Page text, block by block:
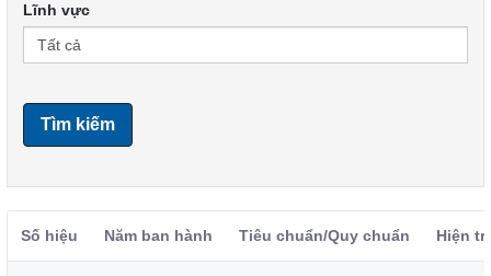
Lĩnh vực
Tìm kiếm
Số hiệu Năm ban hành Tiêu chuẩn/Quy chuẩn Hiện